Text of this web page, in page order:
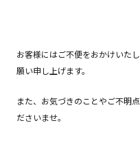
お客様にはご不便をおかけいた
願い申し上げます。
また、お気づきのことやご不明
ださいませ。